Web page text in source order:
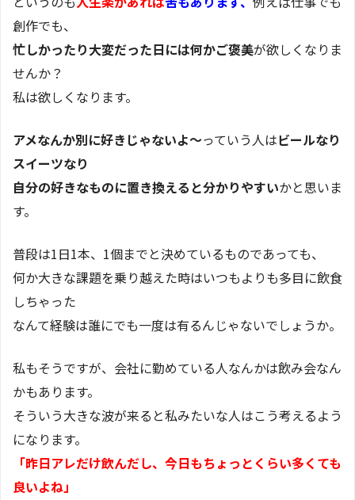
創作でも、
忙しかったり大変だった日には何かご褒美が欲しくなりま
せんか？
私は欲しくなります。
アメなんか別に好きじゃないよ～っていう人はビールなり
スイーツなり
自分の好きなものに置き換えると分かりやすいかと思いま
す。
普段は1日1本、1個までと決めているものであっても、
何か大きな課題を乗り越えた時はいつもよりも多目に飲食
しちゃった
なんて経験は誰にでも一度は有るんじゃないでしょうか。
私もそうですが、会社に勤めている人なんかは飲み会なん
かもあります。
そういう大きな波が来ると私みたいな人はこう考えるよう
になります。
「昨日アレだけ飲んだし、今日もちょっとくらい多くても
良いよね」